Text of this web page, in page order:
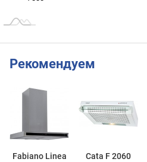
Рекомендуем
Fabiano Linea
Cata F 2060